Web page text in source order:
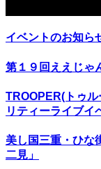
イベントのお知
第１９回ええじゃ
TROOPER(トゥ
リティーライブイ
美し国三重・ひな
二見」